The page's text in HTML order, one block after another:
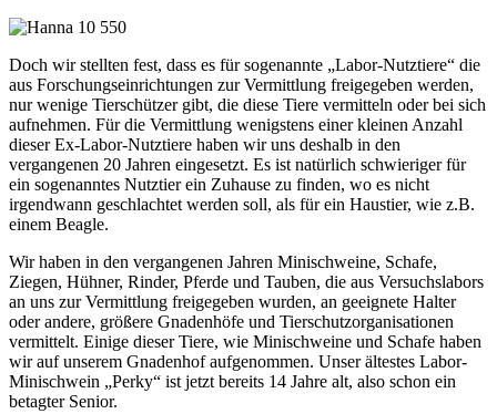
Doch wir stellten fest, dass es für sogenannte „Labor-Nutztiere“ die
aus Forschungseinrichtungen zur Vermittlung freigegeben werden,
nur wenige Tierschützer gibt, die diese Tiere vermitteln oder bei sich
aufnehmen. Für die Vermittlung wenigstens einer kleinen Anzahl
dieser Ex-Labor-Nutztiere haben wir uns deshalb in den
vergangenen 20 Jahren eingesetzt. Es ist natürlich schwieriger für
ein sogenanntes Nutztier ein Zuhause zu finden, wo es nicht
irgendwann geschlachtet werden soll, als für ein Haustier, wie z.B.
einem Beagle.
Wir haben in den vergangenen Jahren Minischweine, Schafe,
Ziegen, Hühner, Rinder, Pferde und Tauben, die aus Versuchslabors
an uns zur Vermittlung freigegeben wurden, an geeignete Halter
oder andere, größere Gnadenhöfe und Tierschutzorganisationen
vermittelt. Einige dieser Tiere, wie Minischweine und Schafe haben
wir auf unserem Gnadenhof aufgenommen. Unser ältestes Labor-
Minischwein „Perky“ ist jetzt bereits 14 Jahre alt, also schon ein
betagter Senior.